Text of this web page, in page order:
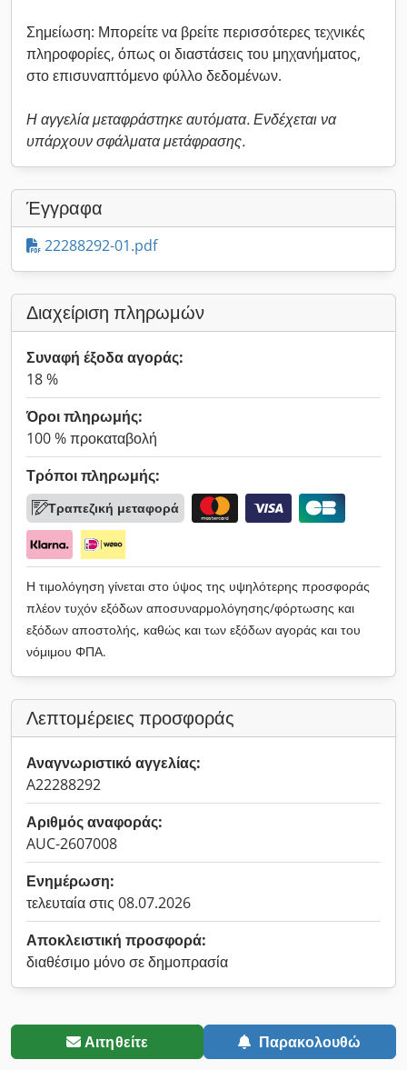
Σημείωση: Μπορείτε να βρείτε περισσότερες τεχνικές
πληροφορίες, όπως οι διαστάσεις του μηχανήματος,
στο επισυναπτόμενο φύλλο δεδομένων.
Η αγγελία μεταφράστηκε αυτόματα. Ενδέχεται να
υπάρχουν σφάλματα μετάφρασης.
Έγγραφα
22288292-01.pdf
Διαχείριση πληρωμών
Συναφή έξοδα αγοράς:
18 %
Όροι πληρωμής:
100 % προκαταβολή
Τρόποι πληρωμής:
Τραπεζική μεταφορά
Η τιμολόγηση γίνεται στο ύψος της υψηλότερης προσφοράς
πλέον τυχόν εξόδων αποσυναρμολόγησης/φόρτωσης και
εξόδων αποστολής, καθώς και των εξόδων αγοράς και του
νόμιμου ΦΠΑ.
Λεπτομέρειες προσφοράς
Αναγνωριστικό αγγελίας:
A22288292
Αριθμός αναφοράς:
AUC-2607008
Ενημέρωση:
τελευταία στις 08.07.2026
Αποκλειστική προσφορά:
διαθέσιμο μόνο σε δημοπρασία
Αιτηθείτε Παρακολουθώ